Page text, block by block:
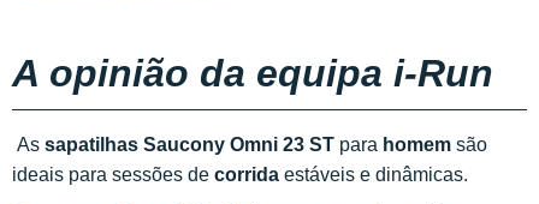
A opinião da equipa i-Run
As sapatilhas Saucony Omni 23 ST para homem são
ideais para sessões de corrida estáveis e dinâmicas.